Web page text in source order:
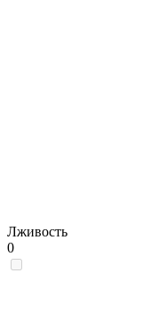
Лживость
0